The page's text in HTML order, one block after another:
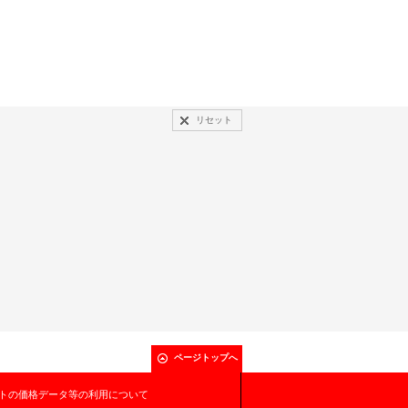
リセット
ページトップへ
の価格データ等の利用について